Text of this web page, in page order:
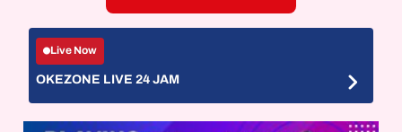
Live Now
OKEZONE LIVE 24 JAM